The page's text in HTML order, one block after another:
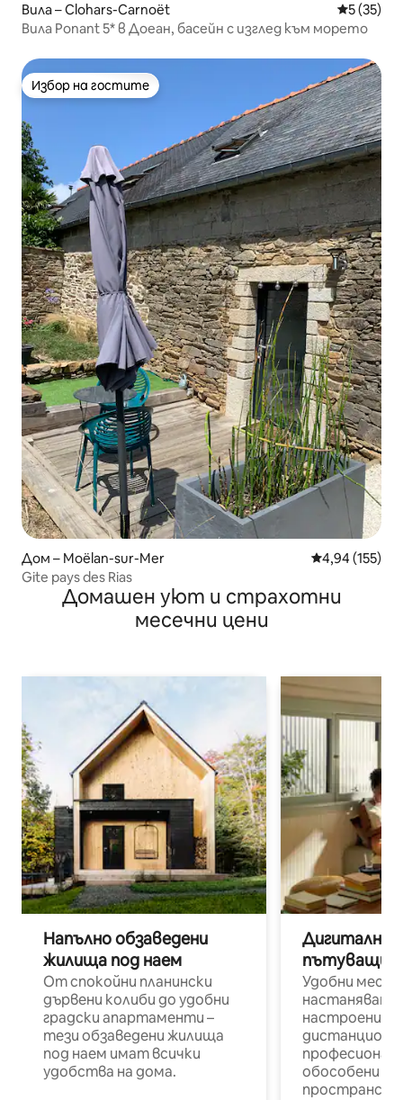
Вила – Clohars-Carnoët Средна
5 (35)
Вила Ponant 5* в Доеан, басейн с изглед към морето
Избор на гостите
Избор на гостите
Дом – Moëlan-sur-Mer Средна
4,94 (155)
Gite pays des Rias
Домашен уют и страхотни
месечни цени
Напълно обзаведени
жилища под наем
От спокойни планински
дървени колиби до удобни
градски апартаменти –
тези обзаведени жилища
под наем имат всички
удобства на дома.
Дигитални
пътуващи
Удобни
настаняване
настроени и
обособени